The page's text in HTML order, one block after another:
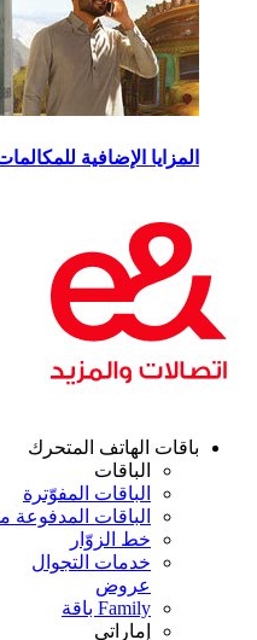
الإضافية للمكالمات الدولية
الهاتف المتحرك
الباقات
الباقات المفوّترة
الباقات المدفوعة مقدمًا
خط الزوّار
خدمات التجوال
Family باقة
إماراتي